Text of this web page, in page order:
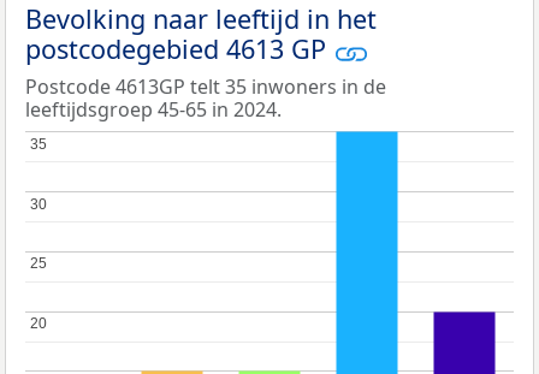
Bevolking naar leeftijd in het
postcodegebied 4613 GP
Postcode 4613GP telt 35 inwoners in de
leeftijdsgroep 45-65 in 2024.
20
20
25
25
30
30
35
35